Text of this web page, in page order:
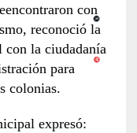
con
reconoció la
con la ciudadanía
para
colonias.
expresó: